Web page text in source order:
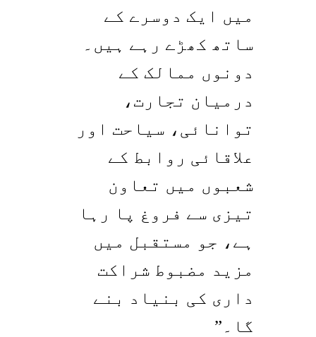
میں ایک دوسرے کے
ساتھ کھڑے رہے ہیں۔
دونوں ممالک کے
درمیان تجارت،
توانائی، سیاحت اور
علاقائی روابط کے
شعبوں میں تعاون
تیزی سے فروغ پا رہا
ہے، جو مستقبل میں
مزید مضبوط شراکت
داری کی بنیاد بنے
گا۔”